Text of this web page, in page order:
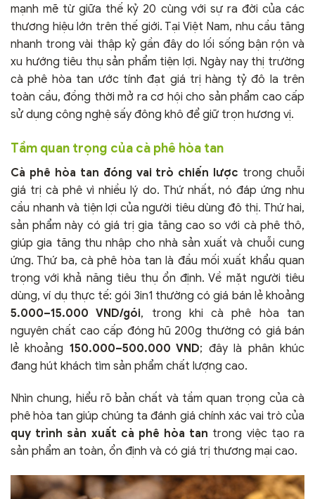
mạnh mẽ từ giữa thế kỷ 20 cùng với sự ra đời của các
thương hiệu lớn trên thế giới. Tại Việt Nam, nhu cầu tăng
nhanh trong vài thập kỷ gần đây do lối sống bận rộn và
xu hướng tiêu thụ sản phẩm tiện lợi. Ngày nay thị trường
cà phê hòa tan ước tính đạt giá trị hàng tỷ đô la trên
toàn cầu, đồng thời mở ra cơ hội cho sản phẩm cao cấp
sử dụng công nghệ sấy đông khô để giữ trọn hương vị.
Tầm quan trọng của cà phê hòa tan
Cà phê hòa tan đóng vai trò chiến lược trong chuỗi
giá trị cà phê vì nhiều lý do. Thứ nhất, nó đáp ứng nhu
cầu nhanh và tiện lợi của người tiêu dùng đô thị. Thứ hai,
sản phẩm này có giá trị gia tăng cao so với cà phê thô,
giúp gia tăng thu nhập cho nhà sản xuất và chuỗi cung
ứng. Thứ ba, cà phê hòa tan là đầu mối xuất khẩu quan
trọng với khả năng tiêu thụ ổn định. Về mặt người tiêu
dùng, ví dụ thực tế: gói 3in1 thường có giá bán lẻ khoảng
5.000–15.000 VND/gói, trong khi cà phê hòa tan
nguyên chất cao cấp đóng hũ 200g thường có giá bán
lẻ khoảng 150.000–500.000 VND; đây là phân khúc
đang hút khách tìm sản phẩm chất lượng cao.
Nhìn chung, hiểu rõ bản chất và tầm quan trọng của cà
phê hòa tan giúp chúng ta đánh giá chính xác vai trò của
quy trình sản xuất cà phê hòa tan trong việc tạo ra
sản phẩm an toàn, ổn định và có giá trị thương mại cao.